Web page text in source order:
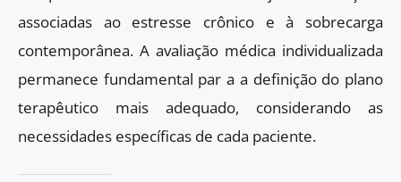
associadas ao estresse crônico e à sobrecarga
contemporânea. A avaliação médica individualizada
permanece fundamental par a a definição do plano
terapêutico mais adequado, considerando as
necessidades específicas de cada paciente.